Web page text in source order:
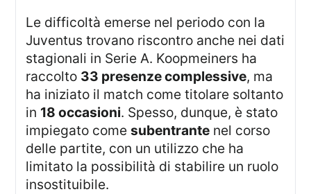
Le difficoltà emerse nel periodo con la
Juventus trovano riscontro anche nei dati
stagionali in Serie A. Koopmeiners ha
raccolto 33 presenze complessive, ma
ha iniziato il match come titolare soltanto
in 18 occasioni. Spesso, dunque, è stato
impiegato comesubentrante nel corso
delle partite, con un utilizzo che ha
limitato la possibilità di stabilire un ruolo
insostituibile.